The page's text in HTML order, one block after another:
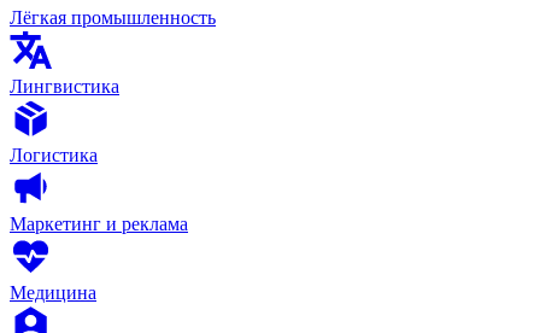
Лёгкая промышленность
Лингвистика
Логистика
Маркетинг и реклама
Медицина